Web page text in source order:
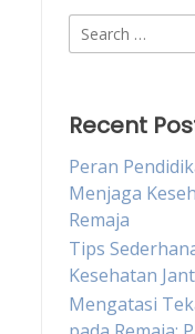
Search
for:
Recent
Peran
Menjaga
Remaja
Tips
Kesehatan
Mengatasi